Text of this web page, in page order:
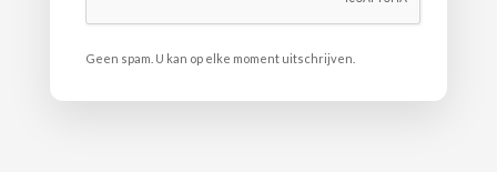
Geen spam. U kan op elke moment uitschrijven.